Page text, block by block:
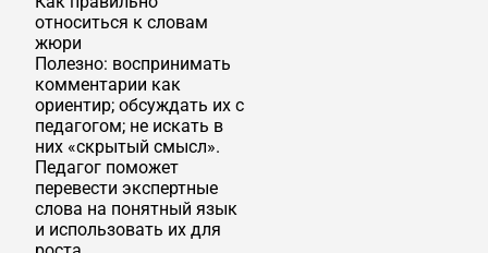
относиться к словам
жюри
Полезно: воспринимать
комментарии как
ориентир; обсуждать их с
педагогом; не искать в
них «скрытый смысл».
Педагог поможет
перевести экспертные
слова на понятный язык
и использовать их для